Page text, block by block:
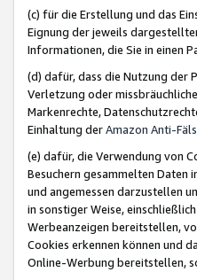
(c) für die Erstellung und das
Eignung der jeweils
Informationen, die Sie in einen
(d) dafür, dass die Nutzung der
Verletzung oder
Markenrechte,
Einhaltung derAmazon Anti-
(e) dafür, die Verwendung von
Besuchern gesammelten Daten
und angemessen darzustellen
in sonstiger Weise,
Werbeanzeigen bereitstellen,
Cookies erkennen können und
Online-Werbung bereitstellen,